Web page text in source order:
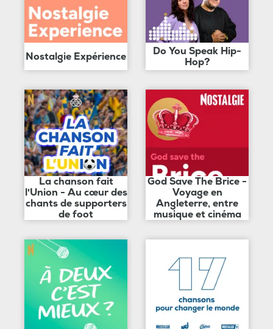
Nostalgie Expérience
Do You Speak Hip-
Hop?
La chanson fait
l'Union - Au cœur des
chants de supporters
de foot
God Save The Brice -
Voyage en
Angleterre, entre
musique et cinéma